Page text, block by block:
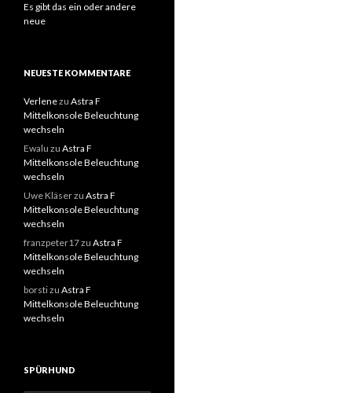
Es gibt das ein oder andere
neue
NEUESTE KOMMENTARE
Verlenezu Astra F
Mittelkonsole Beleuchtung
wechseln
Ewalu zu Astra F
Mittelkonsole Beleuchtung
wechseln
Uwe Kläserzu Astra F
Mittelkonsole Beleuchtung
wechseln
franzpeter17zu Astra F
Mittelkonsole Beleuchtung
wechseln
borstizu Astra F
Mittelkonsole Beleuchtung
wechseln
SPÜRHUND